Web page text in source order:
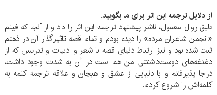
از دلایل ترجمه این اثر برای ما بگویید.
طبق روال معمول، ناشر پیشنهاد ترجمه این اثر را داد و از آنجا که فیلم
«انجمن شاعران مرده» را دیده بودم و تمام قصه تاثیرگذار آن در ذهنم
ثبت شده بود و نیز ارتباط دنیای قصه با شعر و ادبیات و تدریس که از
دغدغه‌های دوست‌داشتنی من هم است در آن به شدت وجود داشت،
درجا پذیرفتم و با دنیایی از عشق و هیجان و علاقه ترجمه کلمه به
کلمه‌اش را شروع کردم.